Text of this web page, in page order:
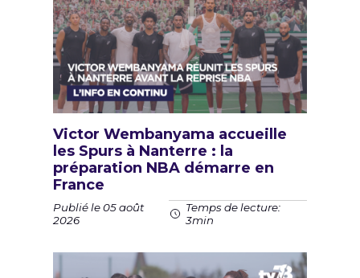
Victor Wembanyama accueille
les Spurs à Nanterre : la
préparation NBA démarre en
France
Publié le 05 août
2026
Temps de lecture:
3min